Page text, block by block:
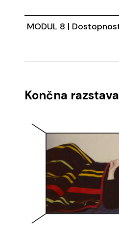
MODUL 8 |
Končna razstava